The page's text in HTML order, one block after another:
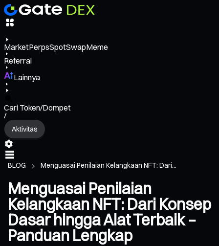
MarketPerpsSpotSwapMeme
Referral
Lainnya
Cari Token/Dompet
/
Aktivitas
BLOG Menguasai Penilaian Kelangkaan NFT: Dari...
Menguasai Penilaian
Kelangkaan NFT: Dari Konsep
Dasar hingga Alat Terbaik –
Panduan Lengkap